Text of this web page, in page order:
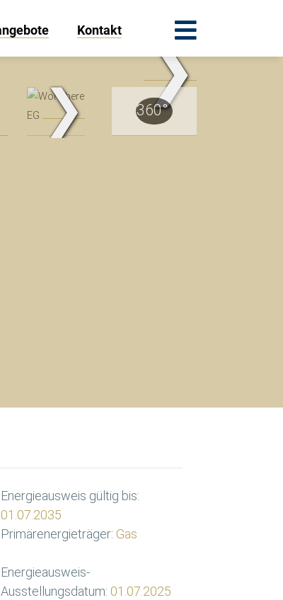
Kontakt
❯
❯
Energieausweis gültig bis:
01.07.2035
Primärenergieträger: Gas
Energieausweis-
Ausstellungsdatum: 01.07.2025